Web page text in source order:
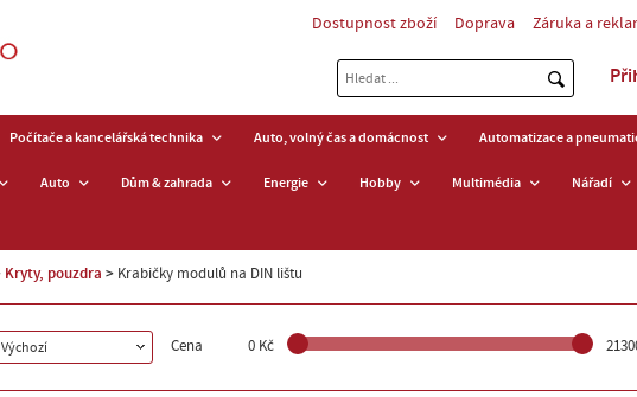
Dostupnost zboží Doprava Záruka a
Počítače a kancelářská technika Auto, volný čas a domácnost Automatizace a
Auto Dům & zahrada Energie Hobby Multimédia Nářadí
Kryty, pouzdra Krabičky modulů na DIN lištu
Výchozí Cena 0 Kč